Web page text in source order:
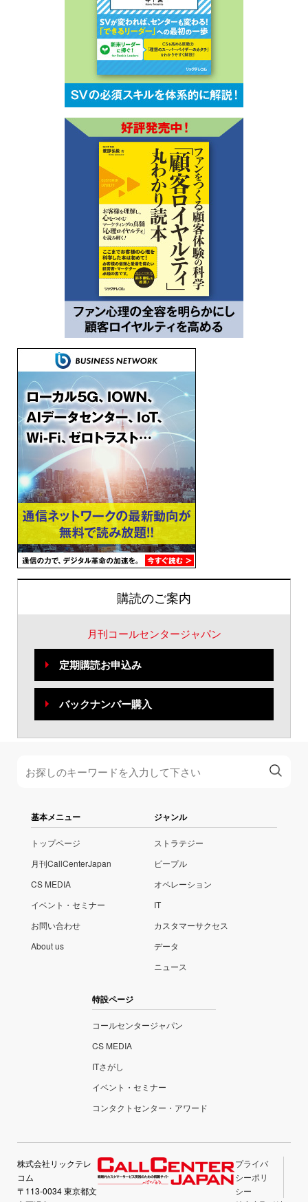
購読のご案内
月刊コールセンタージャパン
定期購読お申込み
バックナンバー購入
基本メニュー
トップページ
月刊CallCenterJapan
CS MEDIA
イベント・セミナー
お問い合わせ
About us
ジャンル
ストラテジー
ピープル
オペレーション
IT
カスタマーサクセス
データ
ニュース
特設ページ
コールセンタージャパン
CS MEDIA
ITさがし
イベント・セミナー
コンタクトセンター・アワード
株式会社リックテレ
コム
〒113-0034 東京都文
プライバ
シーポリ
シー